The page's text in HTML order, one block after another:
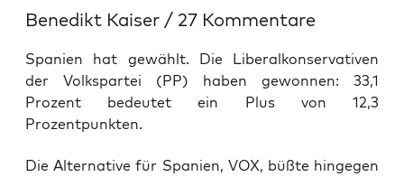
Benedikt Kaiser / 27 Kommentare
Spanien hat gewählt. Die Liberalkonservativen
der Volkspartei (PP) haben gewonnen: 33,1
Prozent bedeutet ein Plus von 12,3
Prozentpunkten.
Die Alter­na­ti­ve für Spa­ni­en, VOX, büß­te hin­ge­gen